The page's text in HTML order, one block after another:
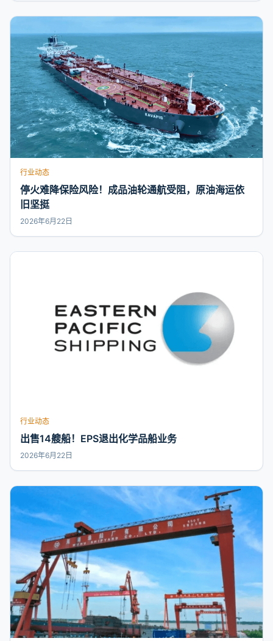
行业动态
停火难降保险风险！成品油轮通航受阻，原油海运依
旧坚挺
2026年6月22日
行业动态
出售14艘船！EPS退出化学品船业务
2026年6月22日